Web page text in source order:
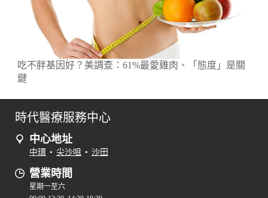
吃不胖基因好？美調查：61%最愛雞肉、「態度」是關
鍵
時代醫療服務中心
中心地址
中環 • 尖沙咀 • 沙田
營業時間
星期一至六